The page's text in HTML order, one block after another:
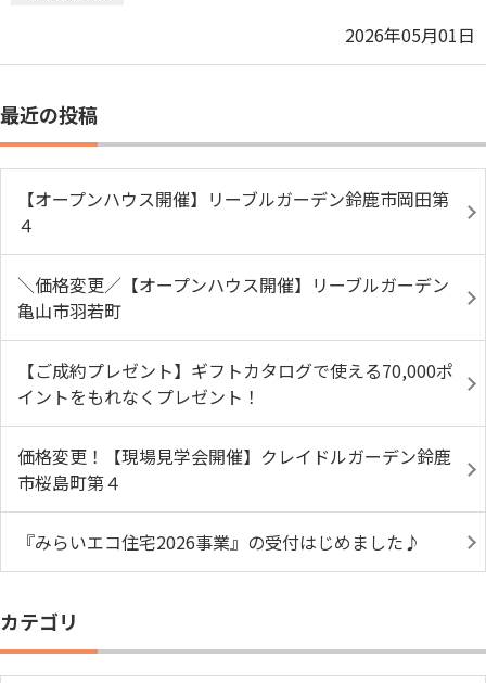
2026年05月01日
最近の投稿
【オープンハウス開催】リーブルガーデン鈴鹿市岡田第
４
＼価格変更／【オープンハウス開催】リーブルガーデン
亀山市羽若町
【ご成約プレゼント】ギフトカタログで使える70,000ポ
イントをもれなくプレゼント！
価格変更！【現場見学会開催】クレイドルガーデン鈴鹿
市桜島町第４
『みらいエコ住宅2026事業』の受付はじめました♪
カテゴリ